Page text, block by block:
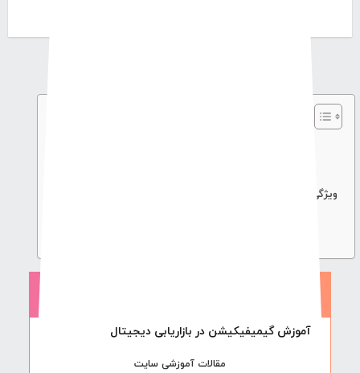
ویژگی های مهم گیمیفیکیشن که همان عناصر بازی است
آموزش گیمیفیکیشن در بازاریابی دیجیتال
مقالات آموزشی سایت